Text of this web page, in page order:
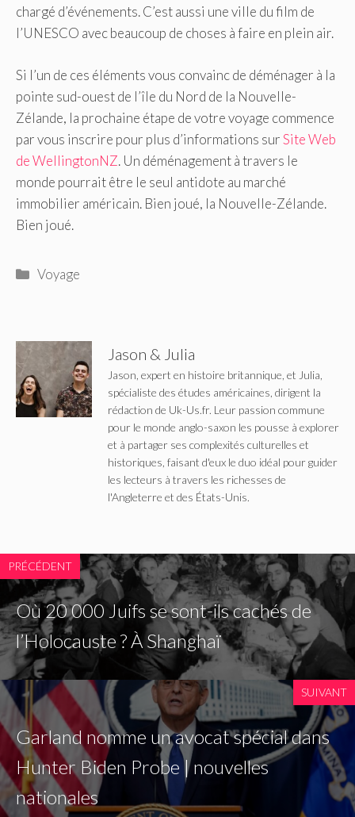
chargé d’événements. C’est aussi une ville du film de
l’UNESCO avec beaucoup de choses à faire en plein air.
Si l’un de ces éléments vous convainc de déménager à la
pointe sud-ouest de l’île du Nord de la Nouvelle-
Zélande, la prochaine étape de votre voyage commence
par vous inscrire pour plus d’informations surSite Web
de WellingtonNZ. Un déménagement à travers le
monde pourrait être le seul antidote au marché
immobilier américain. Bien joué, la Nouvelle-Zélande.
Bien joué.
Catégories
Voyage
Jason & Julia
Jason, expert en histoire britannique, et Julia,
spécialiste des études américaines, dirigent la
rédaction de Uk-Us.fr. Leur passion commune
pour le monde anglo-saxon les pousse à explorer
et à partager ses complexités culturelles et
historiques, faisant d'eux le duo idéal pour guider
les lecteurs à travers les richesses de
l'Angleterre et des États-Unis.
PRÉCÉDENT
Où 20 000 Juifs se sont-ils cachés de
l’Holocauste ? À Shanghaï
SUIVANT
Garland nomme un avocat spécial dans
Hunter Biden Probe | nouvelles
nationales